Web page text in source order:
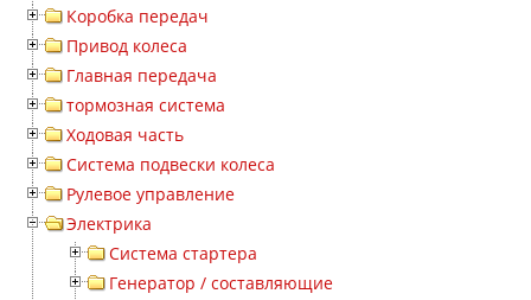
Коробка передач
Привод колеса
Главная передача
тормозная система
Ходовая часть
Система подвески колеса
Рулевое управление
Электрика
Система стартера
Генератор / составляющие